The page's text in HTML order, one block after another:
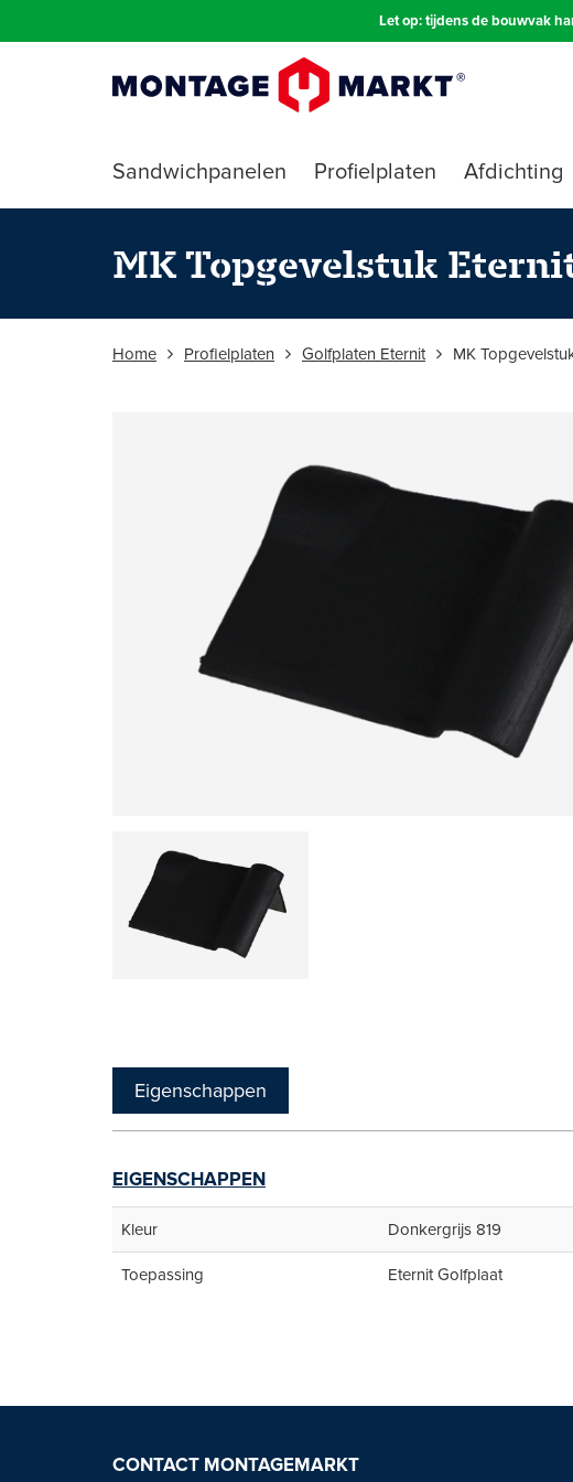
Let op: tijdens de bouwvak
Sandwichpanelen Profielplaten Afdichting
MK Topgevelstuk
Home Profielplaten Golfplaten Eternit MK
Eigenschappen
EIGENSCHAPPEN
Kleur Donkergrijs 819
Toepassing Eternit Golfplaat
CONTACT MONTAGEMARKT